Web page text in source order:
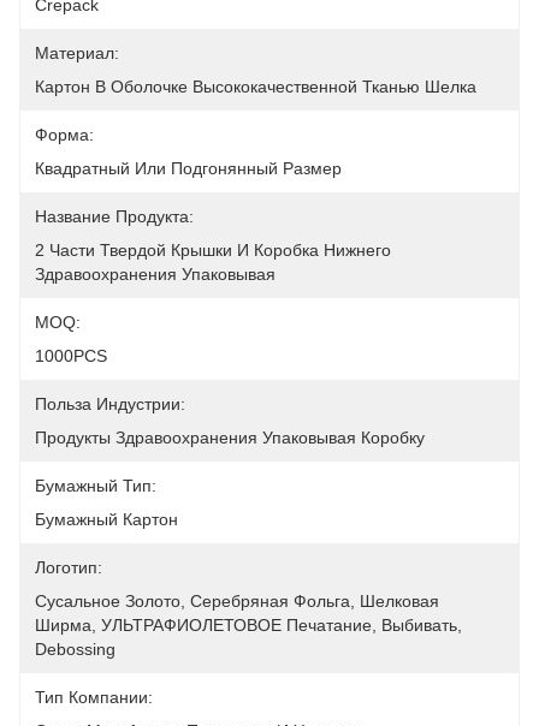
Crepack
Материал:
Картон В Оболочке Высококачественной Тканью Шелка
Форма:
Квадратный Или Подгонянный Размер
Название Продукта:
2 Части Твердой Крышки И Коробка Нижнего
Здравоохранения Упаковывая
MOQ:
1000PCS
Польза Индустрии:
Продукты Здравоохранения Упаковывая Коробку
Бумажный Тип:
Бумажный Картон
Логотип:
Сусальное Золото, Серебряная Фольга, Шелковая
Ширма, УЛЬТРАФИОЛЕТОВОЕ Печатание, Выбивать,
Debossing
Тип Компании: